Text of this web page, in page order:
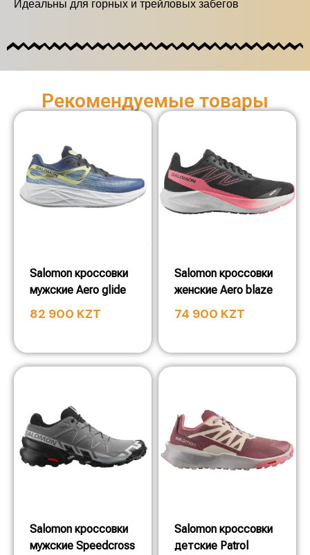
Идеальны для горных и трейловых забегов
Рекомендуемые товары
Salomon кроссовки
мужские Aero glide
82 900 KZT
Salomon кроссовки
женские Aero blaze
74 900 KZT
Salomon кроссовки
мужские Speedcross
Salomon кроссовки
детские Patrol